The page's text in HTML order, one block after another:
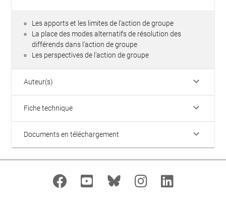
Les apports et les limites de l’action de groupe
La place des modes alternatifs de résolution des
différends dans l’action de groupe
Les perspectives de l’action de groupe
Auteur(s) keyboard_arrow_down
Fiche technique keyboard_arrow_down
Documents en téléchargement keyboard_arrow_down